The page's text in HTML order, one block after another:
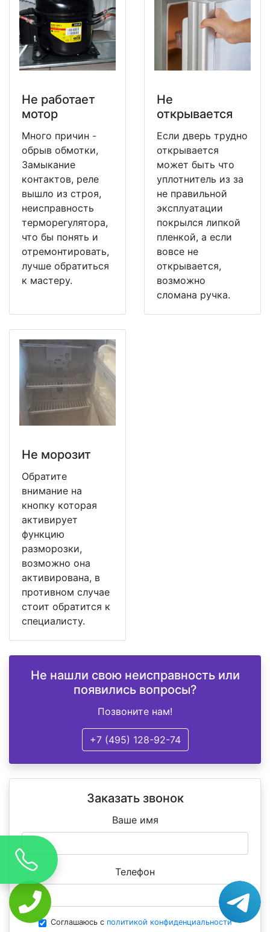
Не работает
мотор
Много причин -
обрыв обмотки,
Замыкание
контактов, реле
вышло из строя,
неисправность
терморегулятора,
что бы понять и
отремонтировать,
лучше обратиться
к мастеру.
Не
открывается
Если дверь трудно
открывается
может быть что
уплотнитель из за
не правильной
эксплуатации
покрылся липкой
пленкой, а если
вовсе не
открывается,
возможно
сломана ручка.
Не морозит
Обратите
внимание на
кнопку которая
активирует
функцию
разморозки,
возможно она
активирована, в
противном случае
стоит обратится к
специалисту.
Не нашли свою неисправность или
появились вопросы?
Позвоните нам!
+7 (495) 128-92-74
Заказать звонок
Ваше имя
Телефон
Соглашаюсь с политикой конфиденциальности